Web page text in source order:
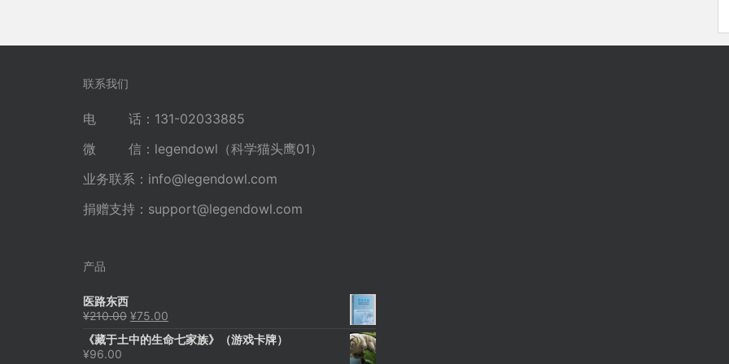
联系我们
电 话：131-02033885
微 信：legendowl（科学猫头鹰01）
业务联系： info@legendowl.com
捐赠支持： support@legendowl.com
产品
医路东西
¥210.00 原
为：
¥75.00
价
《藏于土中的生命七家族》（游戏卡牌）
¥96.00